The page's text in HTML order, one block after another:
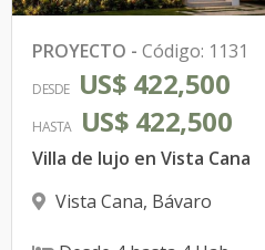
PROYECTO - Código: 1131
DESDE US$ 422,500
HASTA US$ 422,500
Villa de lujo en Vista Cana
Vista Cana, Bávaro